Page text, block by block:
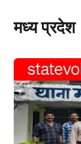
मध्य प्रदेश